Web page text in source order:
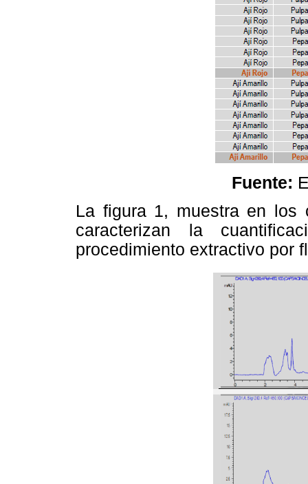
Fuente:
La figura 1, muestra en los
caracterizan la
procedimiento extractivo por